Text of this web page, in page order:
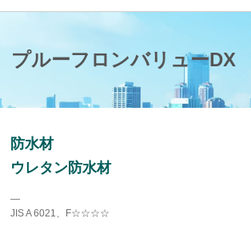
プルーフロンバリューDX
防水材
ウレタン防水材
―
JIS A 6021、F☆☆☆☆